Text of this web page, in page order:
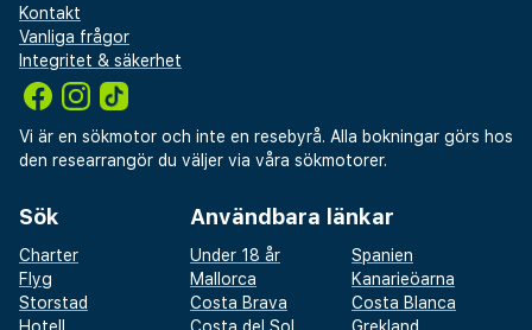
Kontakt
Vanliga frågor
Integritet & säkerhet
Vi är en sökmotor och inte en resebyrå. Alla bokningar görs hos
den researrangör du väljer via våra sökmotorer.
Sök
Charter
Flyg
Storstad
Hotell
Användbara länkar
Under 18 år
Spanien
Mallorca
Kanarieöarna
Costa Brava
Costa Blanca
Costa del Sol
Grekland